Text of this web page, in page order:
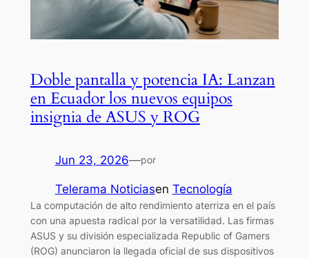
Doble pantalla y potencia IA: Lanzan
en Ecuador los nuevos equipos
insignia de ASUS y ROG
Jun 23, 2026—por
Telerama Noticiasen Tecnología
La computación de alto rendimiento aterriza en el país
con una apuesta radical por la versatilidad. Las firmas
ASUS y su división especializada Republic of Gamers
(ROG) anunciaron la llegada oficial de sus dispositivos